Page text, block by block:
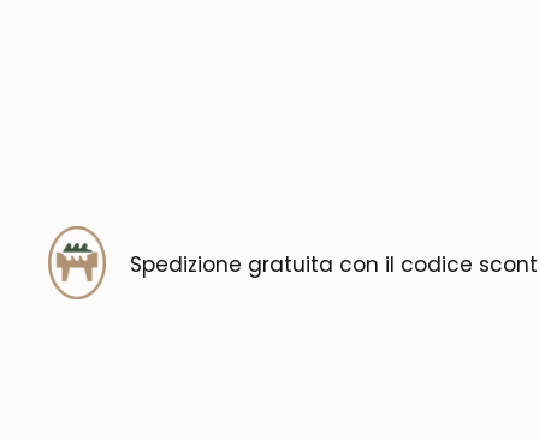
Spedizione gratuita con il codice